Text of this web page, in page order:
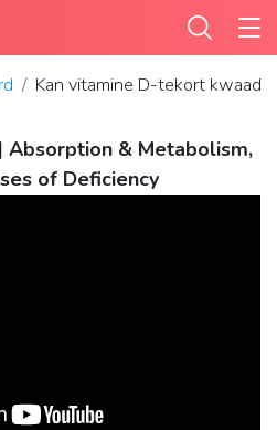
Kan vitamine D-tekort kwaad?
Absorption & Metabolism,
of Deficiency